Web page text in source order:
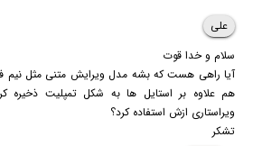
علی
سلام و خدا قوت
آیا راهی هست که بشه مدل ویرایش متنی مثل نیم
هم علاوه بر استایل ها به شکل تمپلیت ذخیره
ویراستاری ازش استفاده کرد؟
تشکر